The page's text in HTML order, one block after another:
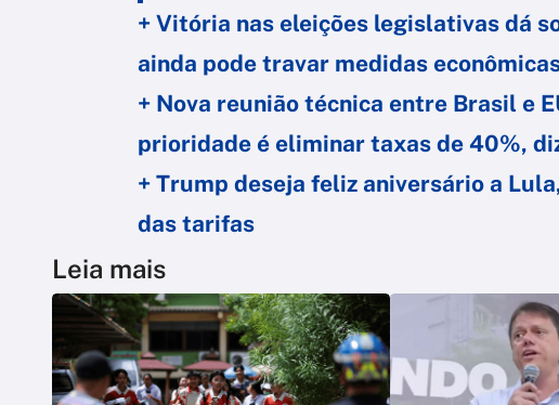
+ Vitória nas eleições legislativas dá
ainda pode travar medidas
+ Nova reunião técnica entre Brasil e
prioridade é eliminar taxas de 40%,
+ Trump deseja feliz aniversário a
das tarifas
Leia mais